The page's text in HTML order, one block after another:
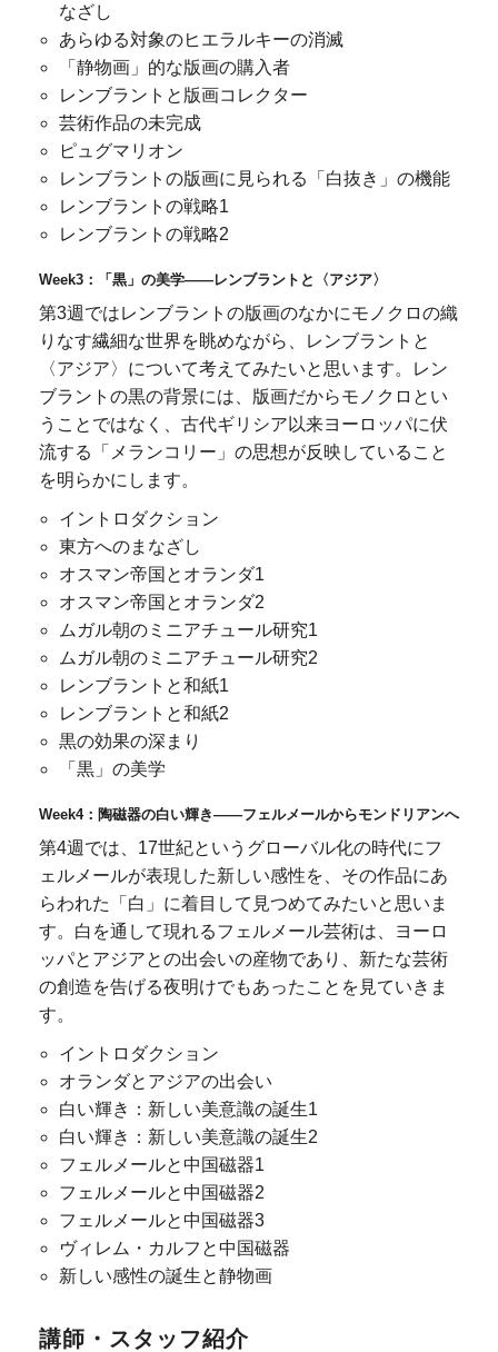
なざし
あらゆる対象のヒエラルキーの消滅
「静物画」的な版画の購入者
レンブラントと版画コレクター
芸術作品の未完成
ピュグマリオン
レンブラントの版画に見られる「白抜き」の機能
レンブラントの戦略1
レンブラントの戦略2
Week3：「黒」の美学――レンブラントと〈アジア〉
第3週ではレンブラントの版画のなかにモノクロの織
りなす繊細な世界を眺めながら、レンブラントと
〈アジア〉について考えてみたいと思います。レン
ブラントの黒の背景には、版画だからモノクロとい
うことではなく、古代ギリシア以来ヨーロッパに伏
流する「メランコリー」の思想が反映していること
を明らかにします。
イントロダクション
東方へのまなざし
オスマン帝国とオランダ1
オスマン帝国とオランダ2
ムガル朝のミニアチュール研究1
ムガル朝のミニアチュール研究2
レンブラントと和紙1
レンブラントと和紙2
黒の効果の深まり
「黒」の美学
Week4：陶磁器の白い輝き――フェルメールからモンドリアンへ
第4週では、17世紀というグローバル化の時代にフ
ェルメールが表現した新しい感性を、その作品にあ
らわれた「白」に着目して見つめてみたいと思いま
す。白を通して現れるフェルメール芸術は、ヨーロ
ッパとアジアとの出会いの産物であり、新たな芸術
の創造を告げる夜明けでもあったことを見ていきま
す。
イントロダクション
オランダとアジアの出会い
白い輝き：新しい美意識の誕生1
白い輝き：新しい美意識の誕生2
フェルメールと中国磁器1
フェルメールと中国磁器2
フェルメールと中国磁器3
ヴィレム・カルフと中国磁器
新しい感性の誕生と静物画
講師・スタッフ紹介